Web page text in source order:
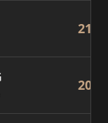
212
208